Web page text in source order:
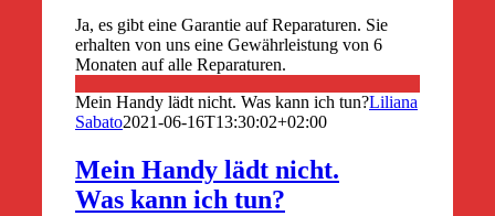
Ja, es gibt eine Garantie auf Reparaturen. Sie
erhalten von uns eine Gewährleistung von 6
Monaten auf alle Reparaturen.
Mein Handy lädt nicht. Was kann ich tun?Liliana
Sabato2021-06-16T13:30:02+02:00
Mein Handy lädt nicht.
Was kann ich tun?